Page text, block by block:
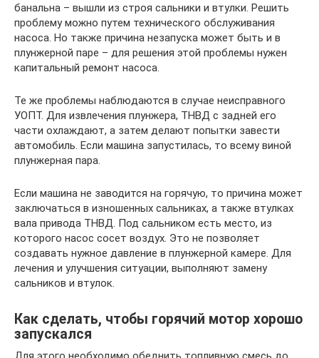
банальна – вышли из строя сальники и втулки. Решить
проблему можно путем технического обслуживания
насоса. Но также причина незапуска может быть и в
плунжерной паре – для решения этой проблемы нужен
капитальный ремонт насоса.
Те же проблемы наблюдаются в случае неисправного
УОПТ. Для извлечения плунжера, ТНВД с задней его
части охлаждают, а затем делают попытки завести
автомобиль. Если машина запустилась, то всему виной
плунжерная пара.
Если машина не заводится на горячую, то причина может
заключаться в изношенных сальниках, а также втулках
вала привода ТНВД. Под сальником есть место, из
которого насос сосет воздух. Это не позволяет
создавать нужное давление в плунжерной камере. Для
лечения и улучшения ситуации, выполняют замену
сальников и втулок.
Как сделать, чтобы горячий мотор хорошо
запускался